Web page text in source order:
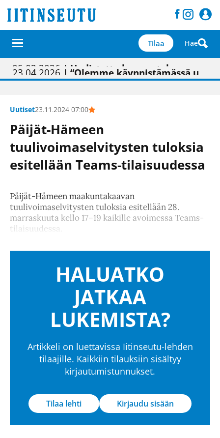
Tilaa Hae
01.02.2026 | Painon vaihtumisen pitäisi näkyä hieman parempana painojäljen laatuna lehdessä
05.02.2026 | Uudistettu kunnantalo on valoisa
23.04.2026 | “Olemme käynnistämässä uudelleen keskustavisiotyön”
09.05.2026| "Maalla on totuttu elämään omavaraisemmin kuin kaupungissa"
Uutiset23.11.2024 07:00
Päijät-Hämeen
tuulivoimaselvitysten tuloksia
esitellään Teams-tilaisuudessa
Päijät-Hämeen maakuntakaavan
tuulivoimaselvitysten tuloksia esitellään 28.
marraskuuta kello 17–19 kaikille avoimessa Teams-
tilaisuudessa.
HALUATKO
JATKAA
LUKEMISTA?
Artikkeli on luettavissa Iitinseutu-lehden
tilaajille. Kaikkiin tilauksiin sisältyy
kirjautumistunnukset.
Tilaa lehti Kirjaudu sisään